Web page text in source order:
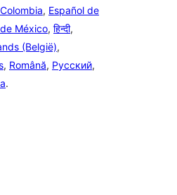
, Español de
México, हिन्दी,
(België),
, Română, Русский,
.